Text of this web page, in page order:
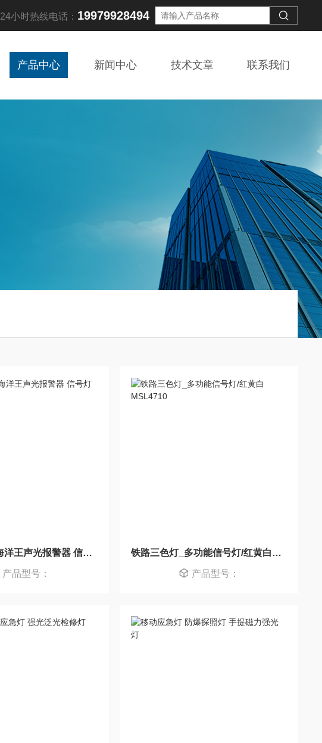
24小时热线电话： 19979928494
产品中心 新闻中心 技术文章 联系我们
FL4870/LZ2海洋王声光报警器 信号灯红绿白
产品型号：
铁路三色灯_多功能信号灯/红黄白MSL4710
产品型号：